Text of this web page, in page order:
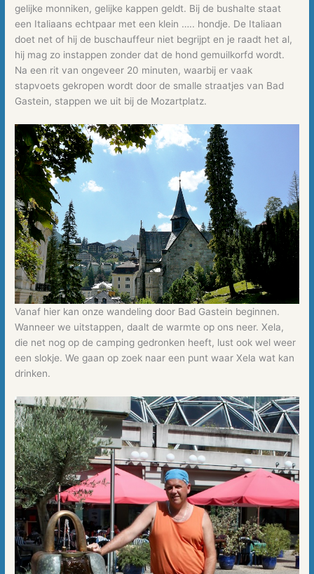
gelijke monniken, gelijke kappen geldt. Bij de bushalte staat
een Italiaans echtpaar met een klein ….. hondje. De Italiaan
doet net of hij de buschauffeur niet begrijpt en je raadt het al,
hij mag zo instappen zonder dat de hond gemuilkorfd wordt.
Na een rit van ongeveer 20 minuten, waarbij er vaak
stapvoets gekropen wordt door de smalle straatjes van Bad
Gastein, stappen we uit bij de Mozartplatz.
Vanaf hier kan onze wandeling door Bad Gastein beginnen.
Wanneer we uitstappen, daalt de warmte op ons neer. Xela,
die net nog op de camping gedronken heeft, lust ook wel weer
een slokje. We gaan op zoek naar een punt waar Xela wat kan
drinken.